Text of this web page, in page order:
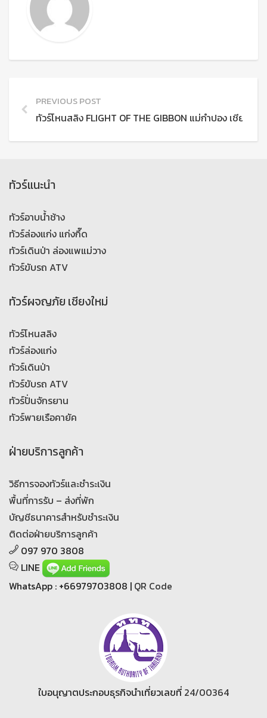
PREVIOUS POST
ทัวร์โหนสลิง FLIGHT OF THE GIBBON แม่กําปอง เชียงใหม่
ทัวร์แนะนำ
ทัวร์อาบน้ำช้าง
ทัวร์ล่องแก่ง แก่งกึ๊ด
ทัวร์เดินป่า ล่องแพแม่วาง
ทัวร์ขับรถ ATV
ทัวร์ผจญภัย เชียงใหม่
ทัวร์โหนสลิง
ทัวร์ล่องแก่ง
ทัวร์เดินป่า
ทัวร์ขับรถ ATV
ทัวร์ปั่นจักรยาน
ทัวร์พายเรือคายัค
ฝ่ายบริการลูกค้า
วิธีการจองทัวร์และชำระเงิน
พื้นที่การรับ – ส่งที่พัก
บัญชีธนาคารสำหรับชำระเงิน
ติดต่อฝ่ายบริการลูกค้า
097 970 3808
LINE
WhatsApp : +66979703808 | QR Code
ใบอนุญาตประกอบธุรกิจนำเที่ยวเลขที่ 24/00364